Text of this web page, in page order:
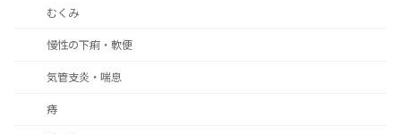
むくみ
慢性の下痢・軟便
気管支炎・喘息
痔